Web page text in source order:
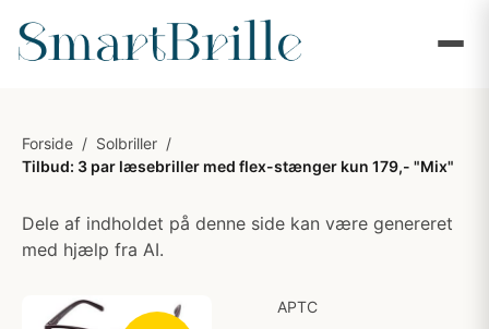
Forside / Solbriller /
Tilbud: 3 par læsebriller med flex-stænger kun 179,- "Mix"
Dele af indholdet på denne side kan være genereret
med hjælp fra AI.
APTC